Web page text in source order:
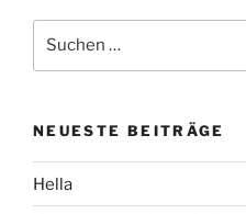
nach:
NEUESTE BEITRÄGE
Hella